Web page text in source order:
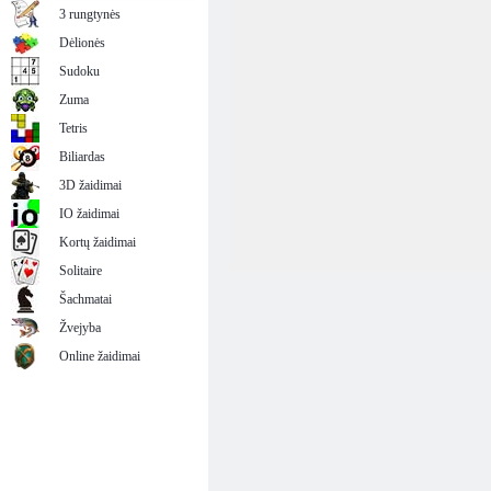
3 rungtynės
Dėlionės
Sudoku
Zuma
Tetris
Biliardas
3D žaidimai
IO žaidimai
Kortų žaidimai
Solitaire
Šachmatai
Žvejyba
Online žaidimai